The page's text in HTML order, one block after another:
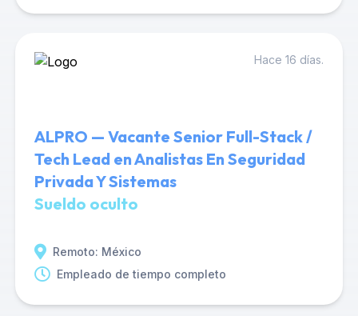
Hace 16 días.
ALPRO — Vacante Senior Full-Stack /
Tech Lead en Analistas En Seguridad
Privada Y Sistemas
Sueldo oculto
Remoto: México
Empleado de tiempo completo